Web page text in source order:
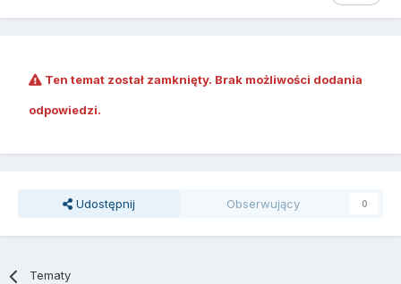
Ten temat został zamknięty. Brak możliwości dodania
odpowiedzi.
Udostępnij Obserwujący 0
Tematy